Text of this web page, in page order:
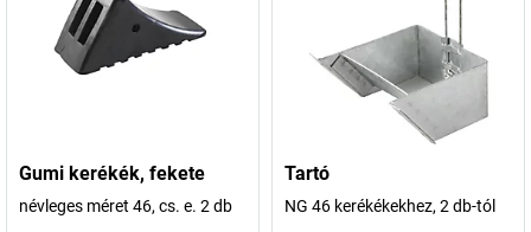
Gumi kerékék, fekete
névleges méret 46, cs. e. 2 db
Tartó
NG 46 kerékékekhez, 2 db-tól